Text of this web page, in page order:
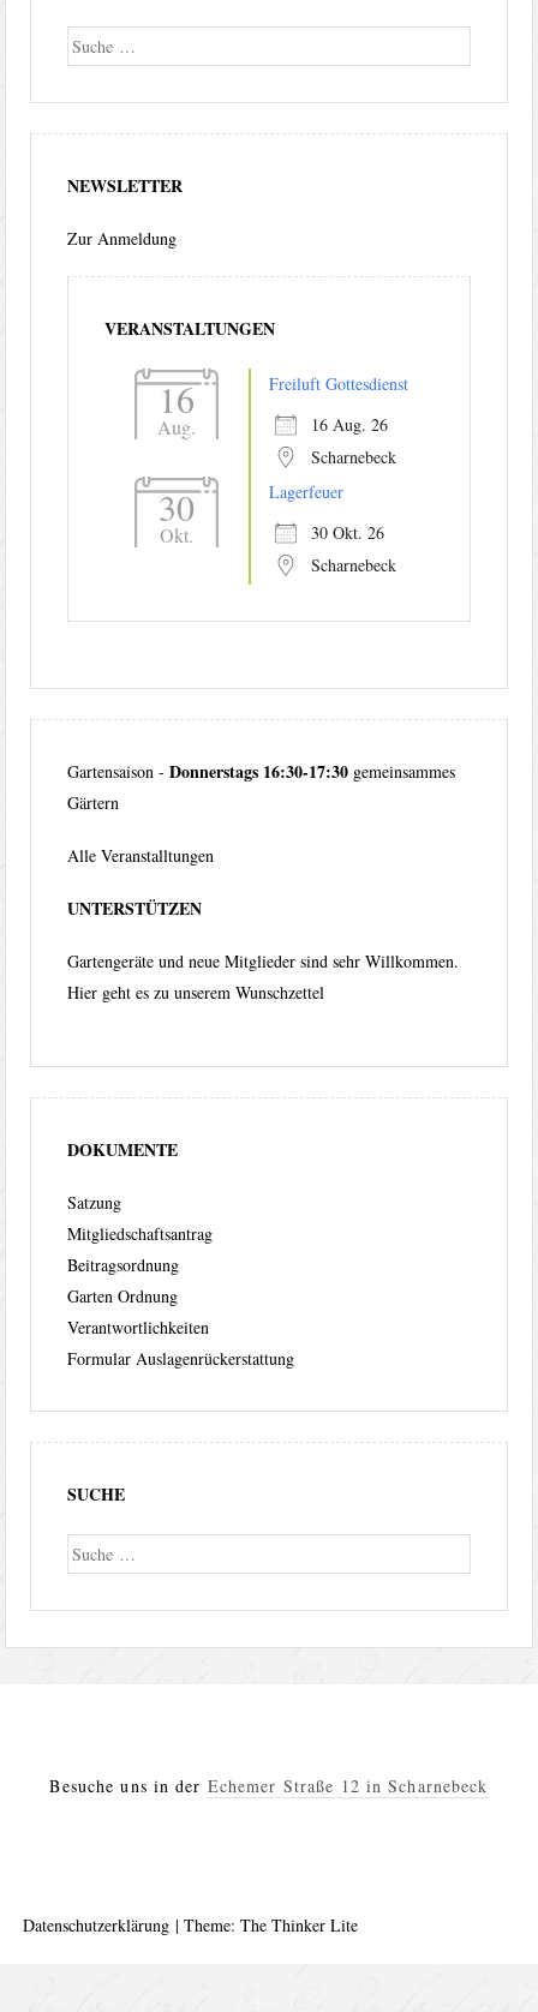
Suche
NEWSLETTER
Zur Anmeldung
VERANSTALTUNGEN
16
Aug.
Freiluft Gottesdienst
16 Aug. 26
Scharnebeck
30
Okt.
Lagerfeuer
30 Okt. 26
Scharnebeck
Gartensaison -Donnerstags 16:30-17:30 gemeinsammes
Gärtern
Alle Veranstalltungen
UNTERSTÜTZEN
Gartengeräte und neue Mitglieder sind sehr Willkommen.
Hier geht es zu unseremWunschzettel
DOKUMENTE
Satzung
Mitgliedschaftsantrag
Beitragsordnung
Garten Ordnung
Verantwortlichkeiten
Formular Auslagenrückerstattung
SUCHE
Suche
Besuche uns in der Echemer Straße 12 in Scharnebeck
Datenschutzerklärung | Theme: The Thinker Lite